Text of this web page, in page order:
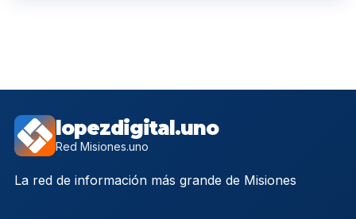
lopezdigital.uno
Red Misiones.uno
La red de información más grande de Misiones